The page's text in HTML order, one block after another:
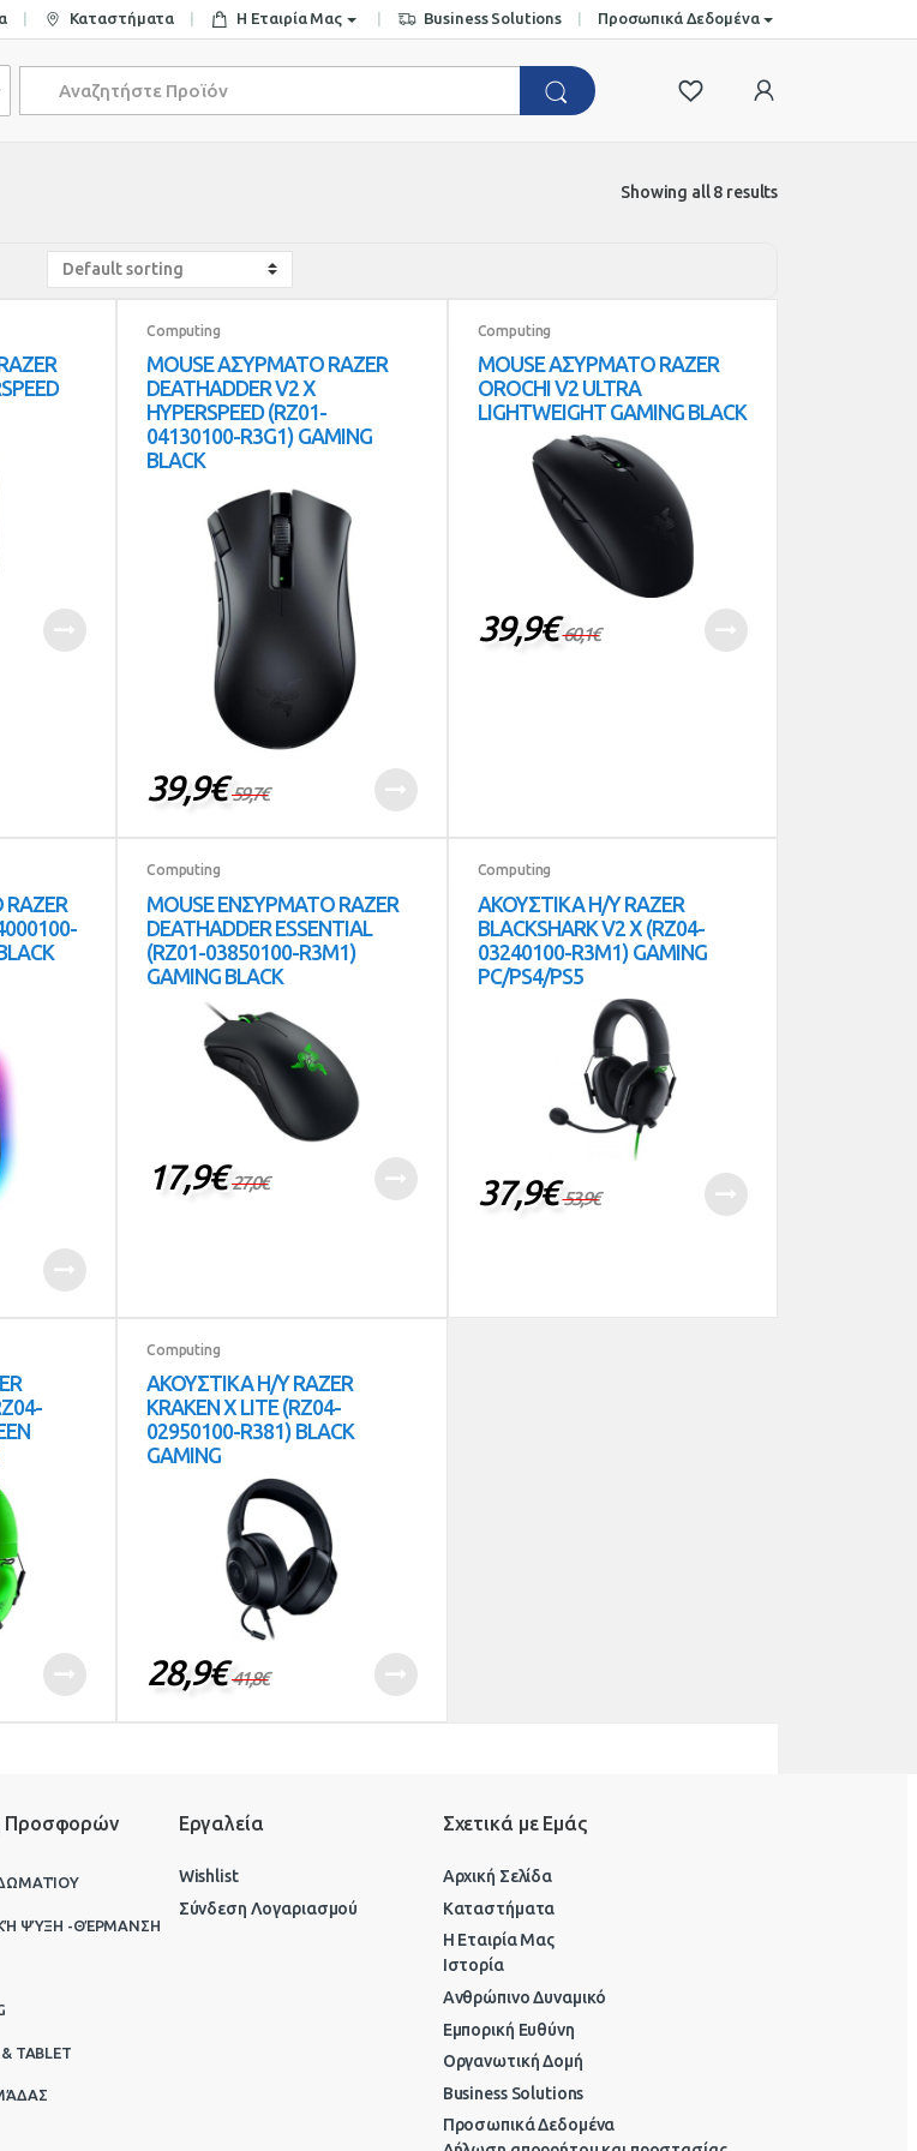
Καταστήματα Η Εταιρία Μας Business Solutions Προσωπικά Δεδομένα
Showing all 8 results
Computing
MOUSE ΑΣΥΡΜΑΤΟ RAZER
DEATHADDER V2 X
HYPERSPEED (RZ01-
04130100-R3G1) GAMING
BLACK
39,9€ 59,7€
Computing
MOUSE ΑΣΥΡΜΑΤΟ RAZER
OROCHI V2 ULTRA
LIGHTWEIGHT GAMING BLACK
39,9€ 60,1€
Computing
MOUSE ΕΝΣΥΡΜΑΤΟ RAZER
DEATHADDER ESSENTIAL
(RZ01-03850100-R3M1)
GAMING BLACK
17,9€ 27,0€
Computing
ΑΚΟΥΣΤΙΚΑ Η/Υ RAZER
BLACKSHARK V2 X (RZ04-
03240100-R3M1) GAMING
PC/PS4/PS5
37,9€ 53,9€
Computing
ΑΚΟΥΣΤΙΚΑ Η/Υ RAZER
KRAKEN X LITE (RZ04-
02950100-R381) BLACK
GAMING
28,9€ 41,8€
Προσφορών
ΨΎΞΗ -ΘΈΡΜΑΝΣΗ
TABLET
Εργαλεία
Wishlist
Σύνδεση Λογαριασμού
Σχετικά με Εμάς
Αρχική Σελίδα
Καταστήματα
Η Εταιρία Μας
Ιστορία
Ανθρώπινο Δυναμικό
Εμπορική Ευθύνη
Οργανωτική Δομή
Business Solutions
Προσωπικά Δεδομένα